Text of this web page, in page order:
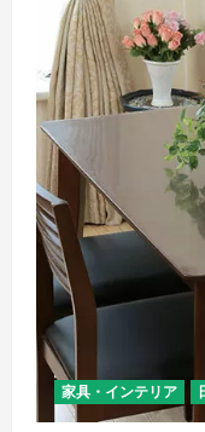
ル
ス・
抗
菌
テ
ー
ブ
【両
コ
ー
ィ
ン
化
ビ
ニ
家具・インテリア